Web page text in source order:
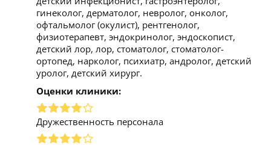
гинеколог, дерматолог, невролог, онколог,
офтальмолог (окулист), рентгенолог,
физиотерапевт, эндокринолог, эндоскопист,
детский лор, лор, стоматолог, стоматолог-
ортопед, нарколог, психиатр, андролог, детский
уролог, детский хирург.
Оценки клиники:
Дружественность персонала